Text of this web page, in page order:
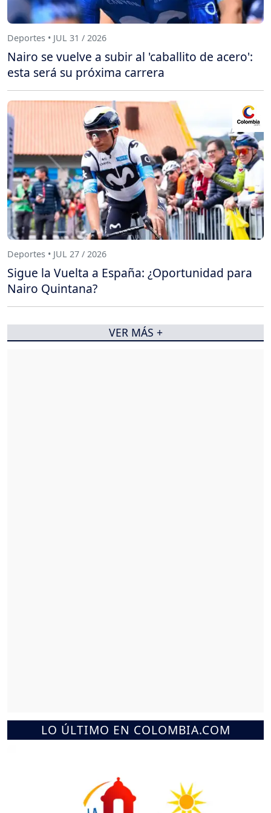
LO ÚLTIMO EN COLOMBIA.COM
Deportes • JUL 31 / 2026
Nairo se vuelve a subir al 'caballito de acero':
esta será su próxima carrera
Deportes • JUL 27 / 2026
Sigue la Vuelta a España: ¿Oportunidad para
Nairo Quintana?
VER MÁS +